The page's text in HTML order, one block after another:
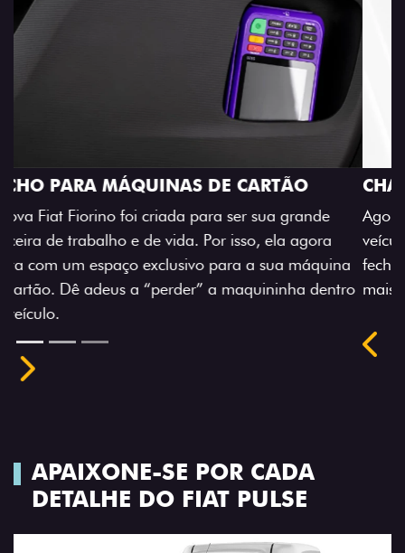
CHAVE COM TELECOMANDO
Agora, a chave da sua nova Fiorino pode abrir o
veículo também à distância, e não mais somente pela
fechadura. São detalhes como esse que trazem ainda
mais fluidez para o seu dia de trabalho.
Previous
Next
APAIXONE-SE POR CADA
DETALHE DO FIAT PULSE